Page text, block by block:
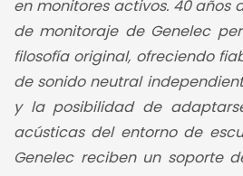
en monitores activos. 40 años
de monitoraje de Genelec
filosofía original, ofreciendo
de sonido neutral
y la posibilidad de
acústicas del entorno de
Genelec reciben un soporte